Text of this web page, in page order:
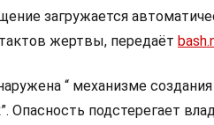
загружается
жертвы, передаёт
“ механизме создания
Опасность подстерегает